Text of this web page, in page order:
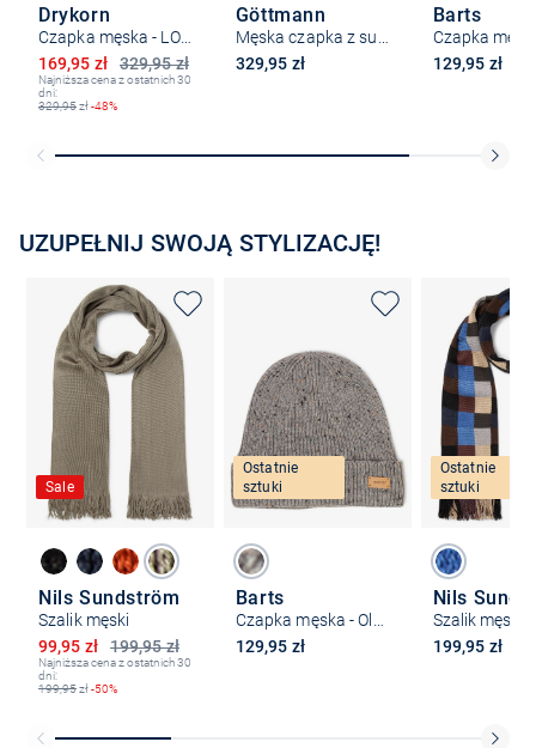
Drykorn
Czapka męska - LOAH
329,95 zł
Obniżona cena
169,95 zł
Najniższa cena z ostatnich 30
dni:
329,95zł-48%
Göttmann
Męska czapka z suwakiem z płótna - Jackson
329,95 zł
Barts
129,95 zł
UZUPEŁNIJ SWOJĄ STYLIZACJĘ!
Sale
Nils Sundström
Szalik męski
199,95 zł
Obniżona cena
99,95 zł
Najniższa cena z ostatnich 30
dni:
199,95zł-50%
Ostatnie
sztuki
Barts
129,95 zł
Ostatnie
sztuki
Nils
Szalik męski
199,95 zł